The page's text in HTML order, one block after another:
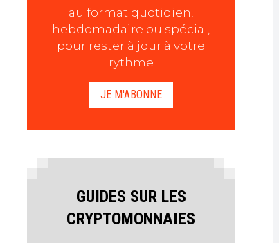
au format quotidien,
hebdomadaire ou spécial,
pour rester à jour à votre
rythme
JE M'ABONNE
GUIDES SUR LES
CRYPTOMONNAIES